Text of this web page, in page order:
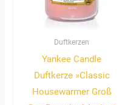
Duftkerzen
Yankee Candle
Duftkerze »Classic
Housewarmer Groß